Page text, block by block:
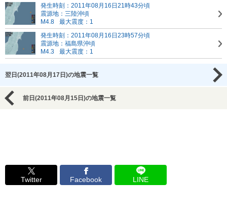
発生時刻：2011年08月16日21時43分頃
震源地：三陸沖頃
M4.8
最大震度：1
発生時刻：2011年08月16日23時57分頃
震源地：福島県沖頃
M4.3
最大震度：1
翌日(2011年08月17日)の地震一覧
前日(2011年08月15日)の地震一覧
Twitter Facebook LINE